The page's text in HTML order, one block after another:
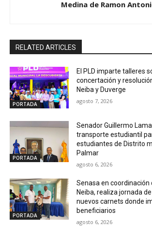
Medina de Ramon
RELATED ARTICLES
PORTADA
El PLD imparte talleres
concertación y
Neiba y Duverge
agosto 7, 2026
PORTADA
Senador Guillermo
transporte estudiantil
estudiantes de Distrito
Palmar
agosto 6, 2026
PORTADA
Senasa en coordinación
Neiba, realiza jornada
nuevos carnets donde
beneficiarios
agosto 6, 2026